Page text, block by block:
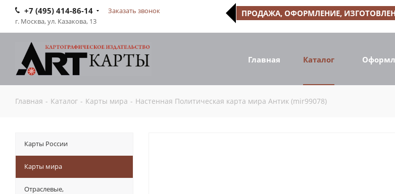
+7 (495) 414-86-14
Заказать звонок
г. Москва, ул. Казакова, 13
ПРОДАЖА, ОФОРМЛЕНИЕ,
Главная Каталог
Главная - Каталог - Карты мира - Настенная Политическая карта мира Антик (mir99078)
Карты России
Карты мира
Отраслевые,